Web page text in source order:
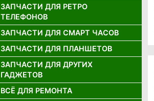
ЗАПЧАСТИ ДЛЯ РЕТРО
ТЕЛЕФОНОВ
ДЖОЙСТИКИ ДЛЯ РЕТРО
ТЕЛЕФОНОВ
ДИНАМИКИ ДЛЯ РЕТРО
ТЕЛЕФОНОВ
ДИСПЛЕИ ДЛЯ РЕТРО ТЕЛЕФОНОВ
ЗАРЯДНЫЕ УСТРОЙСТВА
ЗАПЧАСТИ ДЛЯ СМАРТ ЧАСОВ
ДИСПЛЕИ ДЛЯ СМАРТ ЧАСОВ
АККУМУЛЯТОРЫ ДЛЯ СМАРТ
ЧАСОВ
ЗАПЧАСТИ ДЛЯ ПЛАНШЕТОВ
АККУМУЛЯТОРЫ ДЛЯ ПЛАНШЕТОВ
ДИСПЛЕИ И ТАЧСКРИНЫ ДЛЯ
ПЛАНШЕТОВ
ЗАПЧАСТИ ДЛЯ ДРУГИХ
ГАДЖЕТОВ
ЗАПЧАСТИ ДЛЯ ИГРОВЫХ
ПРИСТАВОК
ВСЁ ДЛЯ РЕМОНТА